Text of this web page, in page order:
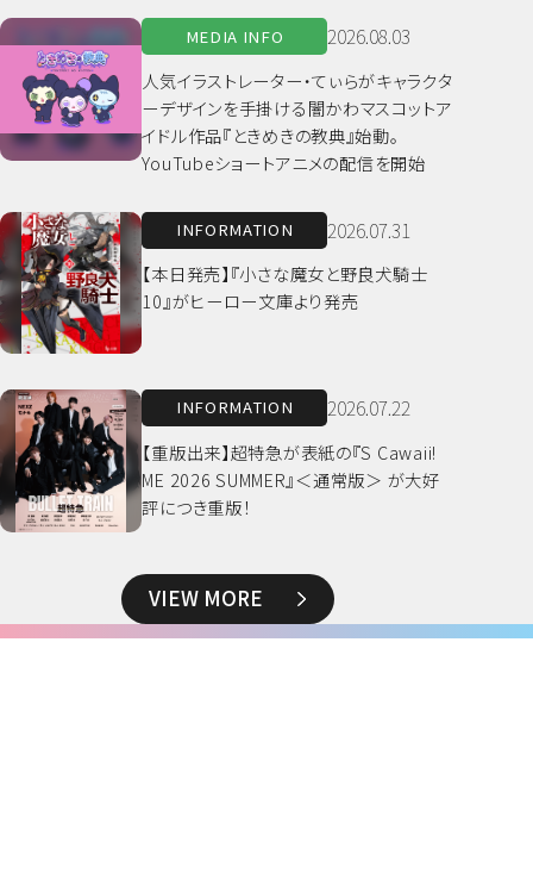
MEDIA INFO 2026.08.03
人気イラストレーター・てぃらがキャラクタ
ーデザインを手掛ける闇かわマスコットア
イドル作品『ときめきの教典』始動。
YouTubeショートアニメの配信を開始
INFORMATION 2026.07.31
【本日発売】『小さな魔女と野良犬騎士
10』がヒーロー文庫より発売
INFORMATION 2026.07.22
【重版出来】超特急が表紙の『S Cawaii!
ME 2026 SUMMER』＜通常版＞ が大好
評につき重版！
VIEW MORE